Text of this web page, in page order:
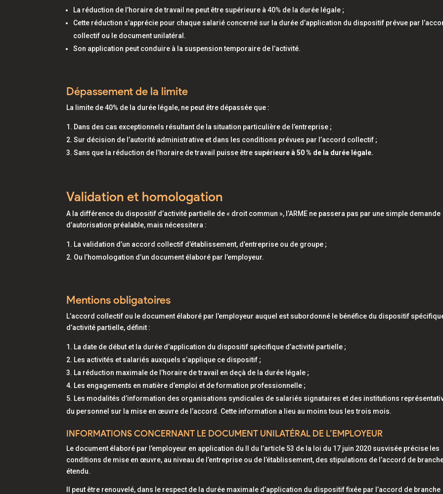
La réduction de l’horaire de travail ne peut être supérieure à 40% de la durée légale ;
Cette réduction s’apprécie pour chaque salarié concerné sur la durée d’application du dispositif prévue par
collectif ou le document unilatéral.
Son application peut conduire à la suspension temporaire de l’activité.
Dépassement de la limite
La limite de 40% de la durée légale, ne peut être dépassée que :
Dans des cas exceptionnels résultant de la situation particulière de l’entreprise ;
Sur décision de l’autorité administrative et dans les conditions prévues par l’accord collectif ;
Sans que la réduction de l’horaire de travail puisse être supérieure à 50 % de la durée légale.
Validation et homologation
A la différence du dispositif d’activité partielle de « droit commun », l’ARME ne passera pas par une simple demande
d’autorisation préalable, mais nécessitera :
La validation d’un accord collectif d’établissement, d’entreprise ou de groupe ;
Ou l’homologation d’un document élaboré par l’employeur.
Mentions obligatoires
L’accord collectif ou le document élaboré par l’employeur auquel est subordonné le bénéfice du dispositif
d’activité partielle, définit :
La date de début et la durée d’application du dispositif spécifique d’activité partielle ;
Les activités et salariés auxquels s’applique ce dispositif ;
La réduction maximale de l’horaire de travail en deçà de la durée légale ;
Les engagements en matière d’emploi et de formation professionnelle ;
Les modalités d’information des organisations syndicales de salariés signataires et des institutions
du personnel sur la mise en œuvre de l’accord. Cette information a lieu au moins tous les trois mois.
INFORMATIONS CONCERNANT LE DOCUMENT UNILATÉRAL DE L’EMPLOYEUR
Le document élaboré par l’employeur en application du II du l’article 53 de la loi du 17 juin 2020 susvisée précise les
conditions de mise en œuvre, au niveau de l’entreprise ou de l’établissement, des stipulations de l’accord de
étendu.
Il peut être renouvelé, dans le respect de la durée maximale d’application du dispositif fixée par l’accord de branche